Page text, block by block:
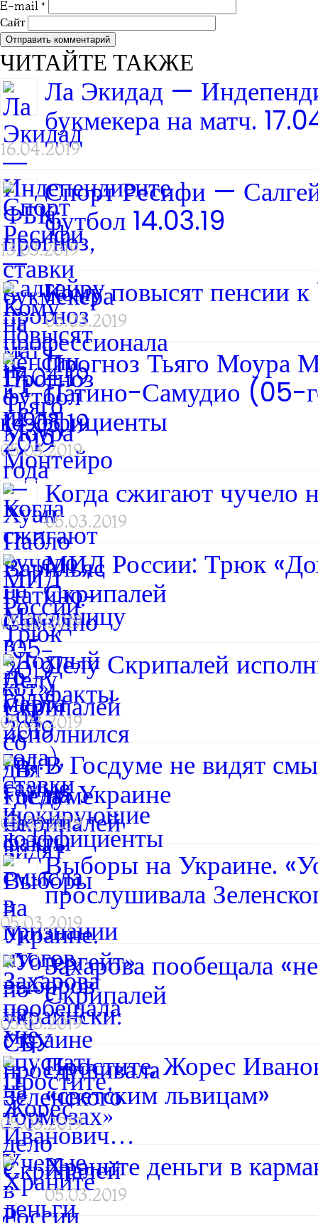
E-mail *
Сайт
ЧИТАЙТЕ ТАКЖЕ
Ла Экидад —
букмекера на матч.
16.04.2019
Спорт Ресифи —
футбол 14.03.19
13.03.2019
Кому повысят пенсии
05.03.2019
Прогноз Тьяго Моура
Патино-Самудио (05-
коэффициенты
05.03.2019
Когда сжигают чучело
05.03.2019
МИД России: Трюк
Скрипалей
05.03.2019
Делу Скрипалей
факты
05.03.2019
В Госдуме не видят
на Украине
05.03.2019
Выборы на Украине.
прослушивала
05.03.2019
Захарова пообещала
Скрипалей
05.03.2019
Простите, Жорес
«светским львицам»
05.03.2019
Храните деньги в
05.03.2019